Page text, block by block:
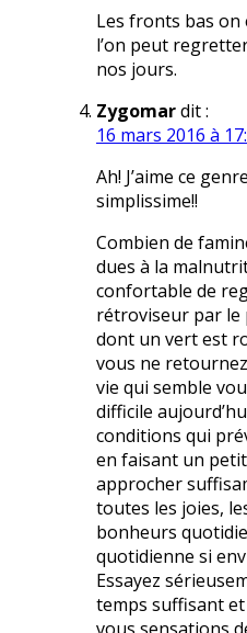
Les fronts bas on
l’on peut
nos jours.
Zygomardit :
16 mars 2016 à
Ah! J’aime ce
simplissime!!
Combien de
dues à la
confortable de
rétroviseur par
dont un vert est
vous ne
vie qui semble
difficile
conditions qui
en faisant un
approcher
toutes les joies,
bonheurs
quotidienne si
Essayez
temps suffisant